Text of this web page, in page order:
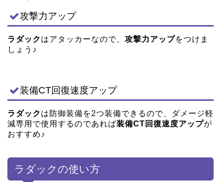
攻撃力アップ
ラダック はアタッカーなので、 攻撃力アップをつけま
しょう♪
装備CT回復速度アップ
ラダック は防御装備を2つ装備できるので、ダメージ軽
減専用で使用するのであれば装備CT回復速度アップが
おすすめ♪
ラダックの使い方